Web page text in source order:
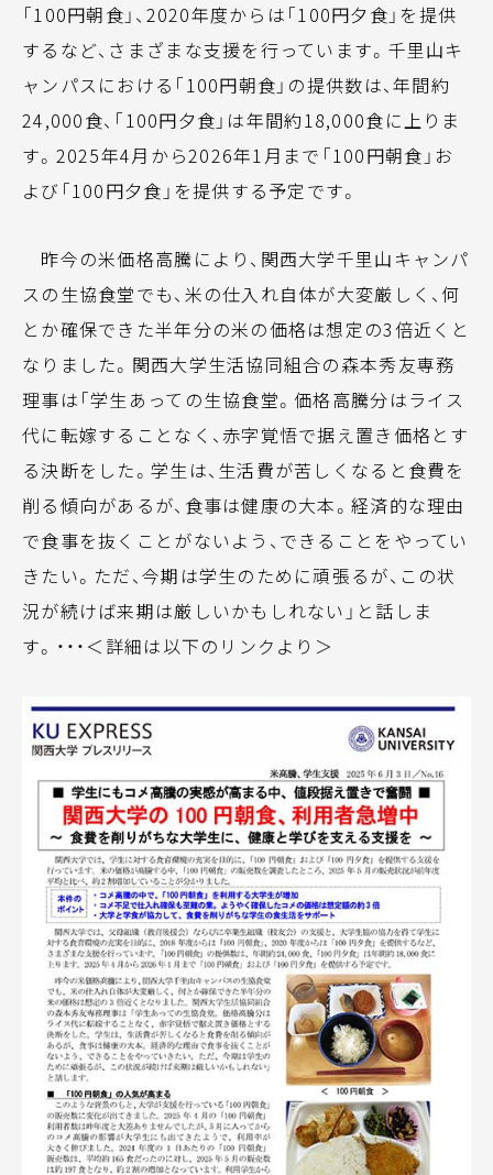
「100円朝食」、2020年度からは「100円夕食」を提供
するなど、さまざまな支援を行っています。千里山キ
ャンパスにおける「100円朝食」の提供数は、年間約
24,000食、「100円夕食」は年間約18,000食に上りま
す。2025年4月から2026年1月まで「100円朝食」お
よび「100円夕食」を提供する予定です。
昨今の米価格高騰により、関西大学千里山キャンパ
スの生協食堂でも、米の仕入れ自体が大変厳しく、何
とか確保できた半年分の米の価格は想定の3倍近くと
なりました。関西大学生活協同組合の森本秀友専務
理事は「学生あっての生協食堂。価格高騰分はライス
代に転嫁することなく、赤字覚悟で据え置き価格とす
る決断をした。学生は、生活費が苦しくなると食費を
削る傾向があるが、食事は健康の大本。経済的な理由
で食事を抜くことがないよう、できることをやってい
きたい。ただ、今期は学生のために頑張るが、この状
況が続けば来期は厳しいかもしれない」と話しま
す。・・・＜詳細は以下のリンクより＞